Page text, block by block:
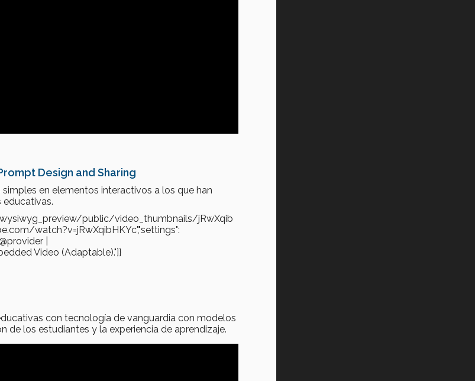
Design and Sharing
en elementos interactivos a los que han
educativas.
public/video_thumbnails/jRwXqib
watch?v=jRwXqibHKYc","settings":
|
Video (Adaptable)."]}
con tecnología de vanguardia con modelos
de los estudiantes y la experiencia de aprendizaje.